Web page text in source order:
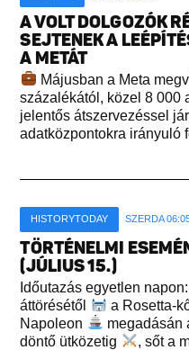
A VOLT DOLGOZÓK
SEJTENEK A
A METÁT
Májusban a Meta
százalékától, közel 8 000
jelentős átszervezéssel
adatközpontokra irányuló
HISTORYTODAY SZERDA
TÖRTÉNELMI
(JÚLIUS 15.)
Időutazás egyetlen
áttörésétől
a Rosetta-
Napoleon
megadásán
döntő ütközetig
, sőt a